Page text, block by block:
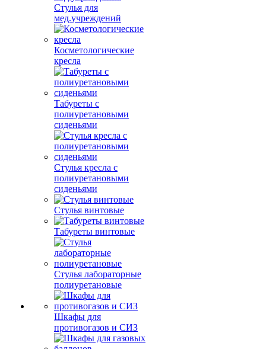
Стулья для
мед.учреждений
Косметологические
кресла
Табуреты с
полиуретановыми
сиденьями
Стулья кресла с
полиуретановыми
сиденьями
Стулья винтовые
Табуреты винтовые
Стулья лабораторные
полиуретановые
Шкафы для
противогазов и СИЗ